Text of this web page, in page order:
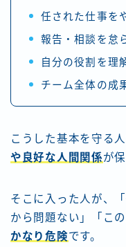
任された仕事を
報告・相談を怠
自分の役割を理
チーム全体の成
こうした基本を守る
や良好な人間関係が
そこに入った人が、
から問題ない」「こ
かなり危険です。